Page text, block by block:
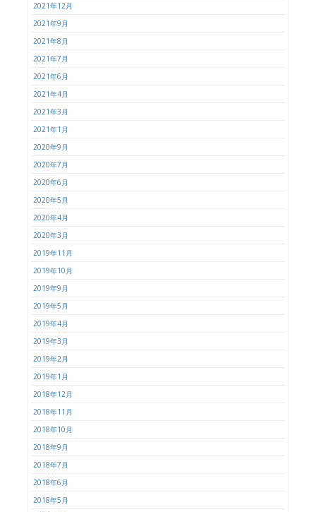
2021年12月
2021年9月
2021年8月
2021年7月
2021年6月
2021年4月
2021年3月
2021年1月
2020年9月
2020年7月
2020年6月
2020年5月
2020年4月
2020年3月
2019年11月
2019年10月
2019年9月
2019年5月
2019年4月
2019年3月
2019年2月
2019年1月
2018年12月
2018年11月
2018年10月
2018年9月
2018年7月
2018年6月
2018年5月